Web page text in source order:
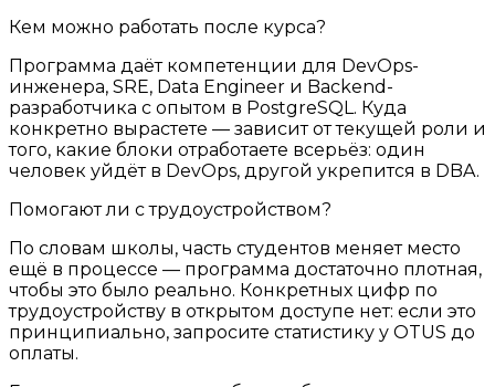
Кем можно работать после курса?
Программа даёт компетенции для DevOps-
инженера, SRE, Data Engineer и Backend-
разработчика с опытом в PostgreSQL. Куда
конкретно вырастете — зависит от текущей роли и
того, какие блоки отработаете всерьёз: один
человек уйдёт в DevOps, другой укрепится в DBA.
Помогают ли с трудоустройством?
По словам школы, часть студентов меняет место
ещё в процессе — программа достаточно плотная,
чтобы это было реально. Конкретных цифр по
трудоустройству в открытом доступе нет: если это
принципиально, запросите статистику у OTUS до
оплаты.